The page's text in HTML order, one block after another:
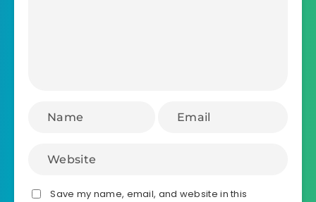
Save my name, email, and website in this